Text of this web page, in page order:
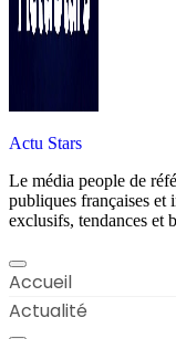
Actu Stars
Le média people de
publiques françaises et
exclusifs, tendances et
Accueil
Actualité